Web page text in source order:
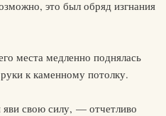
это был обряд изгнания
места медленно поднялась
к каменному потолку.
свою силу, — отчетливо